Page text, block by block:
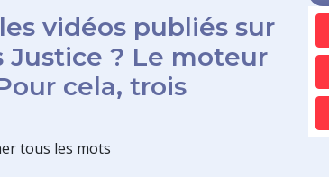
vidéos publiés sur
? Le moteur
cela, trois
tous les mots